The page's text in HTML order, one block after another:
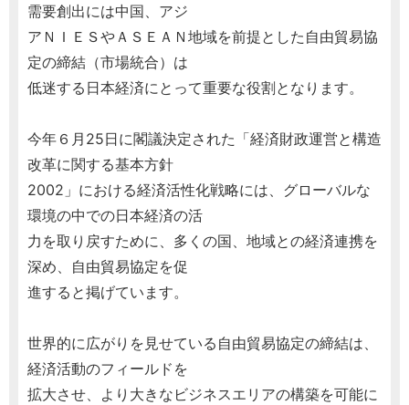
需要創出には中国、アジ
アＮＩＥＳやＡＳＥＡＮ地域を前提とした自由貿易協
定の締結（市場統合）は
低迷する日本経済にとって重要な役割となります。
今年６月25日に閣議決定された「経済財政運営と構造
改革に関する基本方針
2002」における経済活性化戦略には、グローバルな
環境の中での日本経済の活
力を取り戻すために、多くの国、地域との経済連携を
深め、自由貿易協定を促
進すると掲げています。
世界的に広がりを見せている自由貿易協定の締結は、
経済活動のフィールドを
拡大させ、より大きなビジネスエリアの構築を可能に